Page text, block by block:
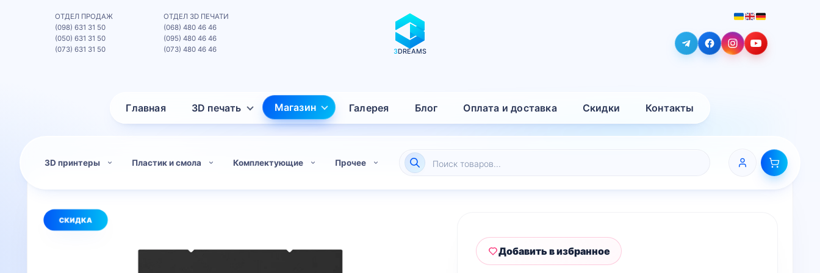
3DREAMS
Главная 3D печать Магазин Галерея Блог Оплата и доставка Скидки Контакты
ОТДЕЛ ПРОДАЖ
(098) 631 31 50
(050) 631 31 50
(073) 631 31 50
ОТДЕЛ 3D ПЕЧАТИ
(068) 480 46 46
(095) 480 46 46
(073) 480 46 46
3D принтеры Пластик и смола Комплектующие Прочее Поиск
Добавить в избранное